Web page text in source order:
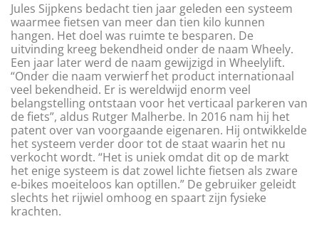
Jules Sijpkens bedacht tien jaar geleden een systeem
waarmee fietsen van meer dan tien kilo kunnen
hangen. Het doel was ruimte te besparen. De
uitvinding kreeg bekendheid onder de naam Wheely.
Een jaar later werd de naam gewijzigd in Wheelylift.
“Onder die naam verwierf het product internationaal
veel bekendheid. Er is wereldwijd enorm veel
belangstelling ontstaan voor het verticaal parkeren van
de fiets”, aldus Rutger Malherbe. In 2016 nam hij het
patent over van voorgaande eigenaren. Hij ontwikkelde
het systeem verder door tot de staat waarin het nu
verkocht wordt. “Het is uniek omdat dit op de markt
het enige systeem is dat zowel lichte fietsen als zware
e-bikes moeiteloos kan optillen.” De gebruiker geleidt
slechts het rijwiel omhoog en spaart zijn fysieke
krachten.